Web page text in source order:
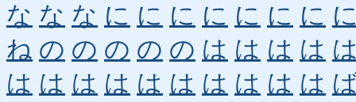
な な な に に に に に に に
ね の の の の の は は は は
は は は は は は は は は は